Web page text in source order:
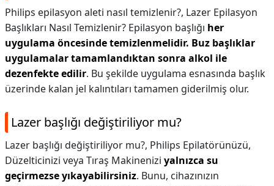
Philips epilasyon aleti nasıl temizlenir?, Lazer Epilasyon
Başlıkları Nasıl Temizlenir? Epilasyon başlığı her
uygulama öncesinde temizlenmelidir. Buz başlıklar
uygulamalar tamamlandıktan sonra alkol ile
dezenfekte edilir. Bu şekilde uygulama esnasında başlık
üzerinde kalan jel kalıntıları tamamen giderilmiş olur.
Lazer başlığı değiştiriliyor mu?
Lazer başlığı değiştiriliyor mu?, Philips Epilatörünüzü,
Düzelticinizi veya Tıraş Makinenizi yalnızca su
geçirmezse yıkayabilirsiniz. Bunu, cihazınızın